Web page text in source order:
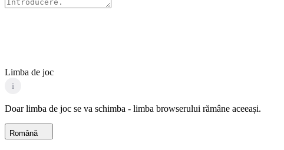
Limba de joc
i
Doar limba de joc se va schimba - limba browserului rămâne aceeași.
Română